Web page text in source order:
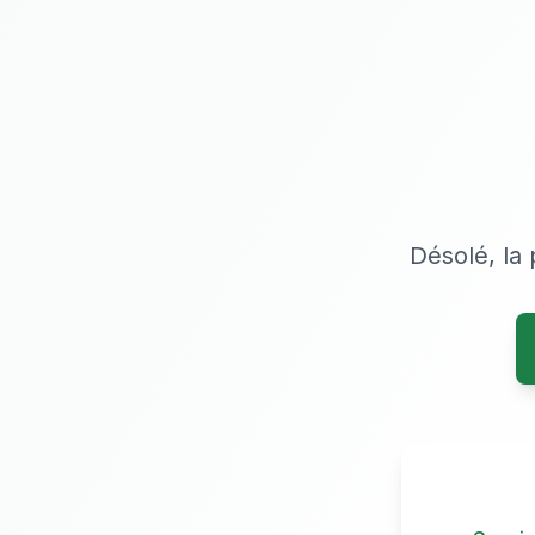
Désolé, la